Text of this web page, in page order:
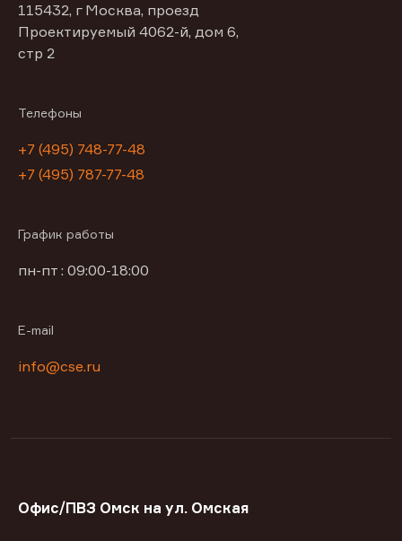
115432, г Москва, проезд
Проектируемый 4062-й, дом 6,
стр 2
Телефоны
+7 (495) 748-77-48
+7 (495) 787-77-48
График работы
пн-пт : 09:00-18:00
E-mail
info@cse.ru
Офис/ПВЗ Омск на ул. Омская